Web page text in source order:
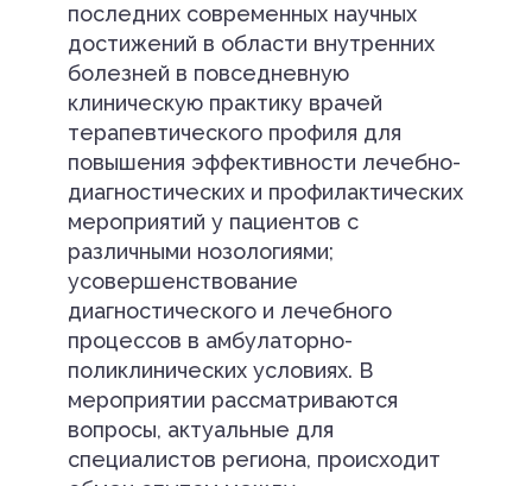
последних современных научных
достижений в области внутренних
болезней в повседневную
клиническую практику врачей
терапевтического профиля для
повышения эффективности лечебно-
диагностических и профилактических
мероприятий у пациентов с
различными нозологиями;
усовершенствование
диагностического и лечебного
процессов в амбулаторно-
поликлинических условиях. В
мероприятии рассматриваются
вопросы, актуальные для
специалистов региона, происходит